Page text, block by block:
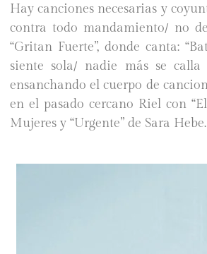
Hay canciones necesarias y
contra todo mandamiento/ no
“Gritan Fuerte”, donde canta:
siente sola/ nadie más se
ensanchando el cuerpo de
en el pasado cercano Riel con
Mujeres y “Urgente” de Sara Hebe.